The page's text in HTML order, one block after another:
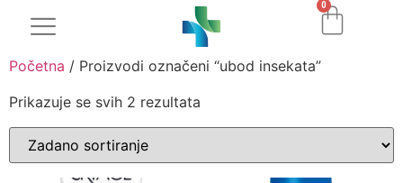
0
Početna / Proizvodi označeni “ubod insekata”
Prikazuje se svih 2 rezultata